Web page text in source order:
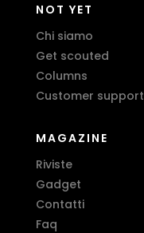
NOT YET
Chi siamo
Get scouted
Columns
Customer support
MAGAZINE
Riviste
Gadget
Contatti
Faq